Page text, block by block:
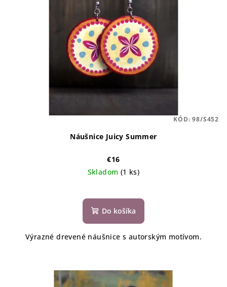
Náušnice Juicy Summer
€16
Skladom (1 ks)
Do košíka
Výrazné drevené náušnice s autorským motívom.
KÓD:98/S452